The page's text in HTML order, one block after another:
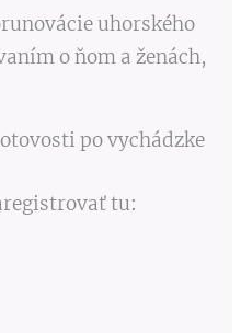
uhorského
o ňom a ženách,
po vychádzke
tu: